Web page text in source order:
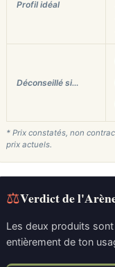
Profil idéal
Déconseillé si…
* Prix constatés, non
prix actuels.
⚖Verdict de
Les deux produits
entièrement de ton